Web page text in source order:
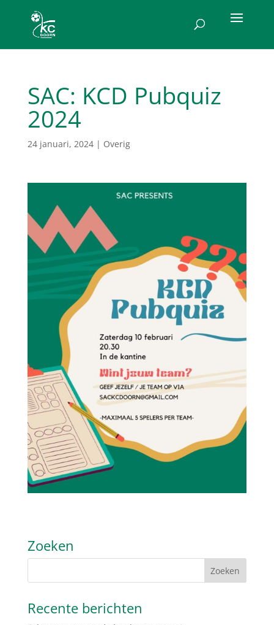
SAC: KCD Pubquiz
2024
24 januari, 2024| Overig
Zoeken
Recente berichten